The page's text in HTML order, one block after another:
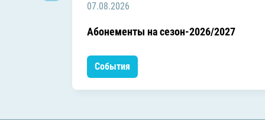
07.08.2026
Абонементы на сезон-2026/2027
События